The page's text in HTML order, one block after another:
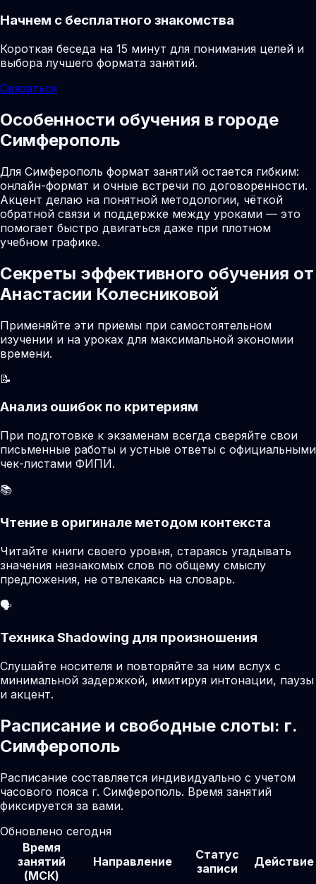
Начнем с бесплатного знакомства
Короткая беседа на 15 минут для понимания целей и
выбора лучшего формата занятий.
Связаться
Особенности обучения в городе
Симферополь
Для Симферополь формат занятий остается гибким:
онлайн-формат и очные встречи по договоренности.
Акцент делаю на понятной методологии, чёткой
обратной связи и поддержке между уроками — это
помогает быстро двигаться даже при плотном
учебном графике.
Секреты эффективного обучения от
Анастасии Колесниковой
Применяйте эти приемы при самостоятельном
изучении и на уроках для максимальной экономии
времени.
📝
Анализ ошибок по критериям
При подготовке к экзаменам всегда сверяйте свои
письменные работы и устные ответы с официальными
чек-листами ФИПИ.
📚
Чтение в оригинале методом контекста
Читайте книги своего уровня, стараясь угадывать
значения незнакомых слов по общему смыслу
предложения, не отвлекаясь на словарь.
🗣️
Техника Shadowing для произношения
Слушайте носителя и повторяйте за ним вслух с
минимальной задержкой, имитируя интонации, паузы
и акцент.
Расписание и свободные слоты: г.
Симферополь
Расписание составляется индивидуально с учетом
часового пояса г. Симферополь. Время занятий
фиксируется за вами.
Обновлено сегодня
Время
занятий
(МСК)
Направление
Статус
записи
Действие